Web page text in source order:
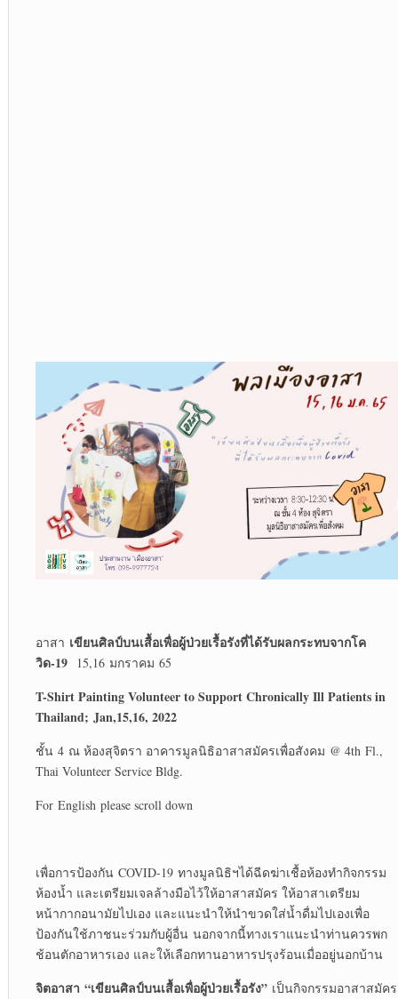
อาสา เขียนศิลป์บนเสื้อเพื่อผู้ป่วยเรื้อรังที่ได้รับผลกระทบจากโค
วิด-1915,16 มกราคม 65
T-Shirt Painting Volunteer to Support Chronically Ill Patients in
Thailand; Jan,15,16, 2022
ชั้น 4 ณ ห้องสุจิตรา อาคารมูลนิธิอาสาสมัครเพื่อสังคม @ 4th Fl.,
Thai Volunteer Service Bldg.
For English please scroll down
เพื่อการป้องกัน COVID-19 ทางมูลนิธิฯได้ฉีดฆ่าเชื้อห้องทำกิจกรรม
ห้องน้ำ และเตรียมเจลล้างมือไว้ให้อาสาสมัคร ให้อาสาเตรียม
หน้ากากอนามัยไปเอง และแนะนำให้นำขวดใส่น้ำดื่มไปเองเพื่อ
ป้องกันใช้ภาชนะร่วมกับผู้อื่น นอกจากนี้ทางเราแนะนำท่านควรพก
ช้อนตักอาหารเอง และให้เลือกทานอาหารปรุงร้อนเมื่ออยู่นอกบ้าน
จิตอาสา “เขียนศิลป์บนเสื้อเพื่อผู้ป่วยเรื้อรัง” เป็นกิจกรรมอาสาสมัคร